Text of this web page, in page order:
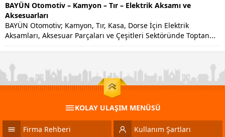
BAYÜN Otomotiv – Kamyon – Tır – Elektrik Aksamı ve
Aksesuarları
BAYÜN Otomotiv; Kamyon, Tır, Kasa, Dorse İçin Elektrik
Aksamları, Aksesuar Parçaları ve Çeşitleri Sektöründe Toptan...
KOLAY ULAŞIM MENÜSÜ
Firma Rehberi Kullanım Şartları